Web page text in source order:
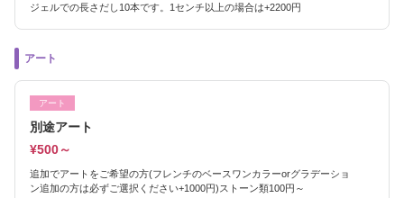
ジェルでの長さだし10本です。1センチ以上の場合は+2200円
アート
アート
別途アート
¥500～
追加でアートをご希望の方(フレンチのベースワンカラーorグラデーショ
ン追加の方は必ずご選択ください+1000円)ストーン類100円～